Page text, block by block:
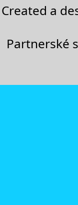
Created a
Partnerské